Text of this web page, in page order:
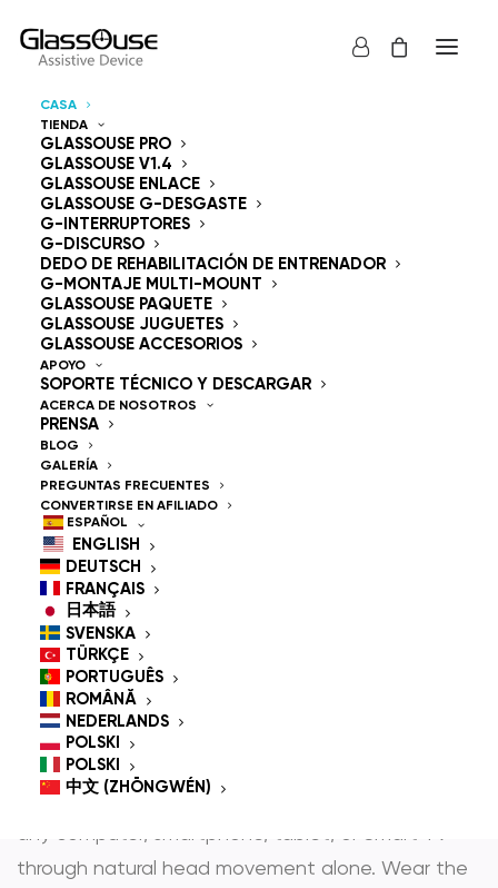
CASA
TIENDA
GLASSOUSE PRO
GLASSOUSE V1.4
GLASSOUSE ENLACE
GLASSOUSE G-DESGASTE
G-INTERRUPTORES
G-DISCURSO
DEDO DE REHABILITACIÓN DE ENTRENADOR
G-MONTAJE MULTI-MOUNT
GLASSOUSE PAQUETE
GLASSOUSE JUGUETES
GLASSOUSE ACCESORIOS
APOYO
SOPORTE TÉCNICO Y DESCARGAR
ACERCA DE NOSOTROS
PRENSA
BLOG
GALERÍA
PREGUNTAS FRECUENTES
CONVERTIRSE EN AFILIADO
ESPAÑOL
ENGLISH
DEUTSCH
FRANÇAIS
日本語
SVENSKA
TÜRKÇE
PORTUGUÊS
ROMÂNĂ
NEDERLANDS
POLSKI
POLSKI
中文 (ZHŌNGWÉN)
Dispositivos de control
Manos libres
GlassOuse — The
World's #1 Hands-Free
Mouse & Head
Controlled Mouse for
People With
Disabilities
GlassOuse is the most trusted
head controlled mouse
assistive technology that gives people with
physical disabilities full, independent control over
through natural head movement alone. Wear the